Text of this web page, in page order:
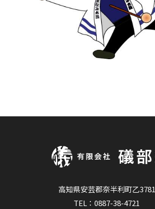
高知県安芸郡奈半利町乙
TEL：0887-38-4721